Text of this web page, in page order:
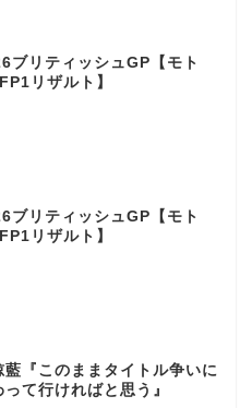
ブリティッシュGP【モト
リザルト】
ブリティッシュGP【モト
リザルト】
藍『このままタイトル争いに
って行ければと思う』